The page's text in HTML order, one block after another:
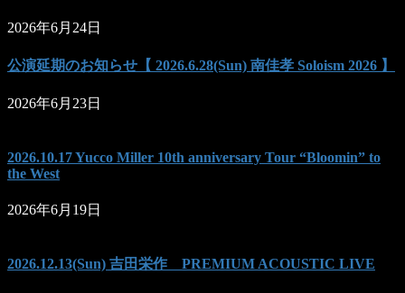
2026年6月24日
公演延期のお知らせ【 2026.6.28(Sun) 南佳孝 Soloism 2026 】
2026年6月23日
2026.10.17 Yucco Miller 10th anniversary Tour “Bloomin” to
the West
2026年6月19日
2026.12.13(Sun) 吉田栄作 PREMIUM ACOUSTIC LIVE